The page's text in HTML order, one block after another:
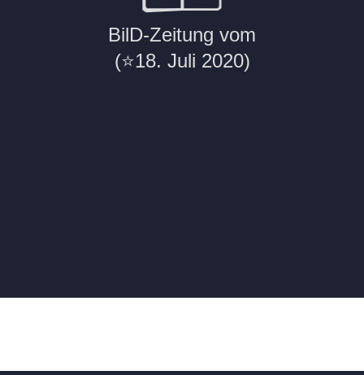
BilD-Zeitung vom
(⭐18. Juli 2020)